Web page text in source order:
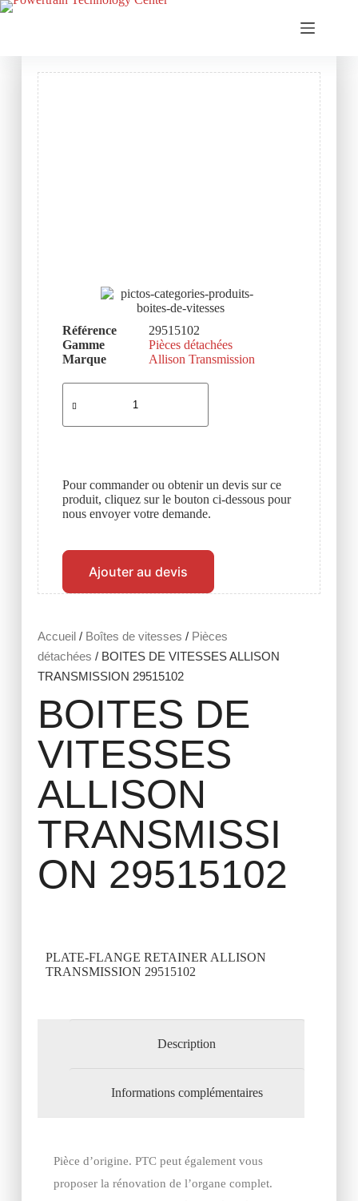
Accueil/ Boîtes de vitesses / Pièces
détachées / BOITES DE VITESSES ALLISON
TRANSMISSION 29515102
BOITES DE
VITESSES
ALLISON
TRANSMISSI
ON 29515102
PLATE-FLANGE RETAINER ALLISON
TRANSMISSION 29515102
Description
Informations complémentaires
Pièce d’origine. PTC peut également vous
proposer la rénovation de l’organe complet.
Référence
29515102
Gamme
Pièces détachées
Marque
Allison Transmission
Pour commander ou obtenir un devis sur ce
produit, cliquez sur le bouton ci-dessous pour
nous envoyer votre demande.
Ajouter au devis